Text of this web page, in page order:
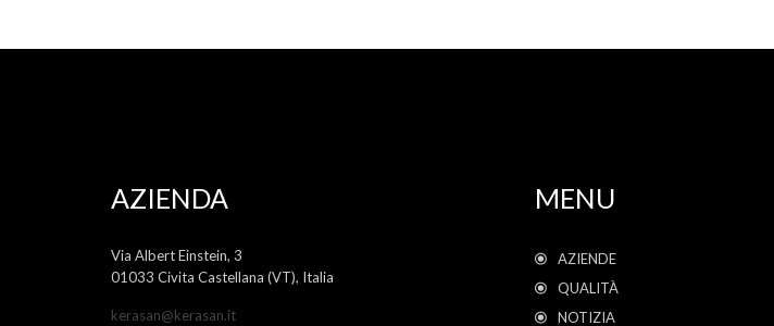
AZIENDA
Via Albert Einstein, 3
01033 Civita Castellana (VT), Italia
kerasan@kerasan.it
MENU
AZIENDE
QUALITÀ
NOTIZIA